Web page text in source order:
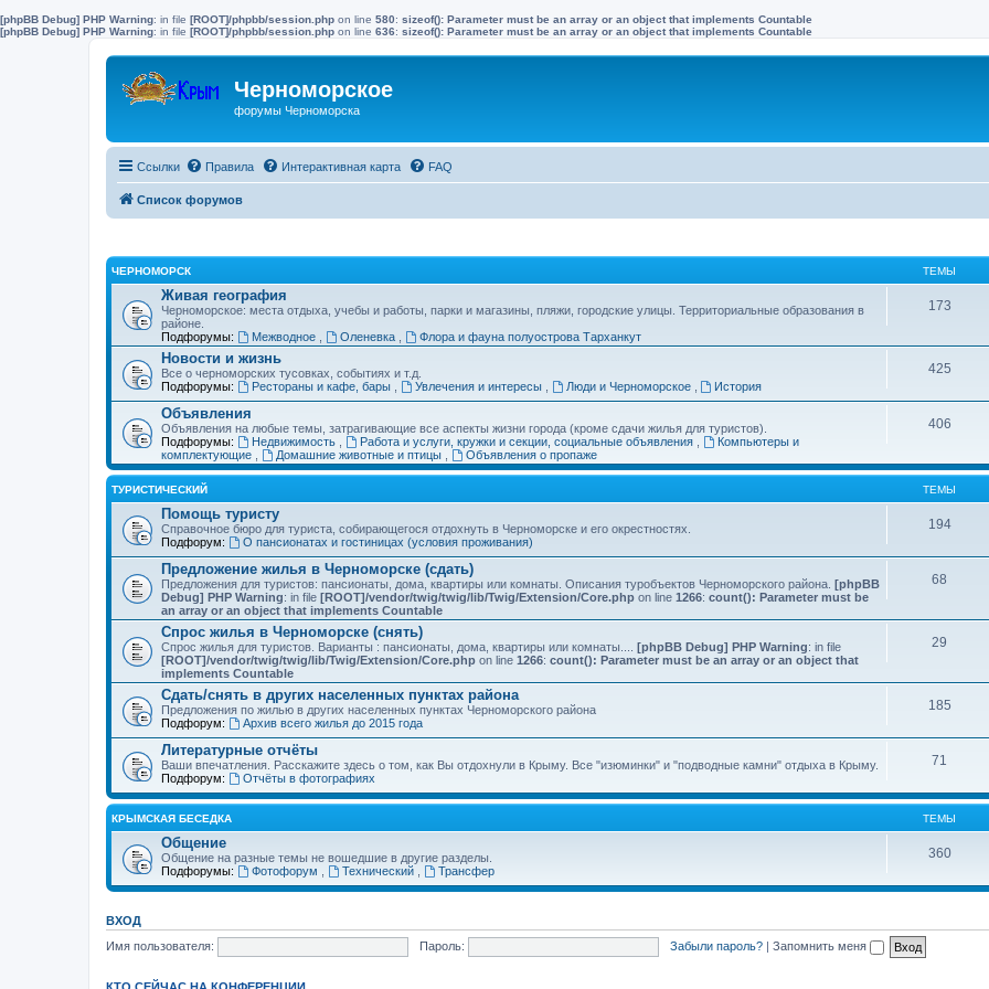
[phpBB Debug] PHP Warning: in file [ROOT]/phpbb/session.php on line 580: sizeof(): Parameter must be an array or an object that implements Countable
[phpBB Debug] PHP Warning: in file [ROOT]/phpbb/session.php on line 636: sizeof(): Parameter must be an array or an object that implements Countable
Черноморское
форумы Черноморска
Ссылки Правила Интерактивная карта FAQ
Список форумов
ЧЕРНОМОРСК ТЕМЫ
Живая география
Черноморское: места отдыха, учебы и работы, парки и магазины, пляжи, городские улицы. Территориальные образования в
районе.
Подфорумы:
Межводное Оленевка Флора и фауна полуострова Тарханкут
173
Новости и жизнь
Все о черноморских тусовках, событиях и т.д.
Подфорумы:
Рестораны и кафе, бары Увлечения и интересы Люди и Черноморское История
425
Объявления
Объявления на любые темы, затрагивающие все аспекты жизни города (кроме сдачи жилья для туристов).
Подфорумы:
Недвижимость Работа и услуги, кружки и секции, социальные объявления
Компьютеры и
комплектующие
Домашние животные и птицы Объявления о пропаже
406
ТУРИСТИЧЕСКИЙ ТЕМЫ
Помощь туристу
Справочное бюро для туриста, собирающегося отдохнуть в Черноморске и его окрестностях.
Подфорум:
О пансионатах и гостиницах (условия проживания)
194
Предложение жилья в Черноморске (сдать)
Предложения для туристов: пансионаты, дома, квартиры или комнаты. Описания туробъектов Черноморского района. [phpBB
Debug] PHP Warning: in file [ROOT]/vendor/twig/twig/lib/Twig/Extension/Core.php on line 1266: count(): Parameter must be
an array or an object that implements Countable
68
Спрос жилья в Черноморске (снять)
Спрос жилья для туристов. Варианты : пансионаты, дома, квартиры или комнаты.... [phpBB Debug] PHP Warning: in file
[ROOT]/vendor/twig/twig/lib/Twig/Extension/Core.php on line 1266: count(): Parameter must be an array or an object that
implements Countable
29
Сдать/снять в других населенных пунктах района
Предложения по жилью в других населенных пунктах Черноморского района
Подфорум:
Архив всего жилья до 2015 года
185
Литературные отчёты
Ваши впечатления. Расскажите здесь о том, как Вы отдохнули в Крыму. Все "изюминки" и "подводные камни" отдыха в Крыму.
Подфорум:
Отчёты в фотографиях
71
КРЫМСКАЯ БЕСЕДКА ТЕМЫ
Общение
Общение на разные темы не вошедшие в другие разделы.
Подфорумы:
Фотофорум Технический Трансфер
360
ВХОД
Имя пользователя:
Пароль: Забыли пароль? | Запомнить меня